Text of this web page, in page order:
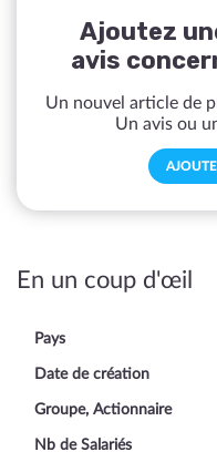
Ajoutez
avis
Un nouvel article de
Un avis ou
En un coup d'œil
Pays
Date de création
Groupe, Actionnaire
Nb de Salariés